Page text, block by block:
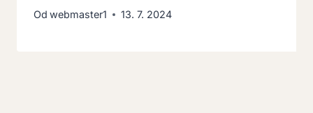
Od webmaster1 13. 7. 2024